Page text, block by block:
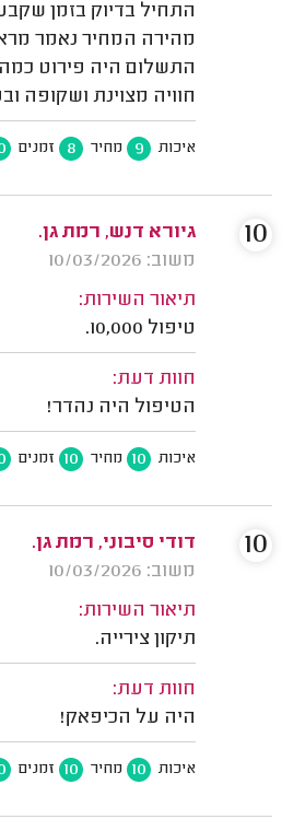
התחיל בדיוק בזמן
מהירה המחיר נאמר
התשלום היה פירוט
חוויה מצוינת ושקופה
איכות 9 מחיר 8 זמנים
גיורא דנש, רמת גן.
משוב: 10/03/2026
תיאור השירות:
טיפול 10,000.
חוות דעת:
הטיפול היה נהדר!
איכות 10 מחיר 10 זמנים
10
דודי סיבוני, רמת גן.
משוב: 10/03/2026
תיאור השירות:
תיקון צירייה.
חוות דעת:
היה על הכיפאק!
איכות 10 מחיר 10 זמנים
10